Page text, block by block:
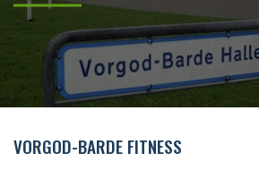
VORGOD-BARDE FITNESS